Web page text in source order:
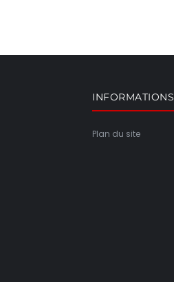
INFORMATIONS
Plan du site